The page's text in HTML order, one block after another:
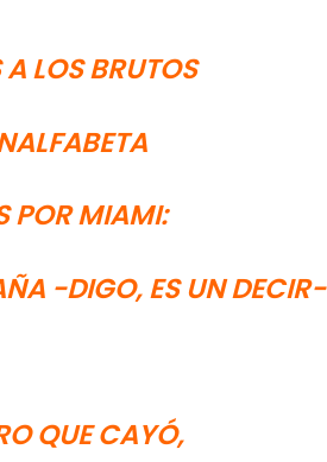
LOS BRUTOS
POR MIAMI:
-DIGO, ES UN DECIR-
QUE CAYÓ,